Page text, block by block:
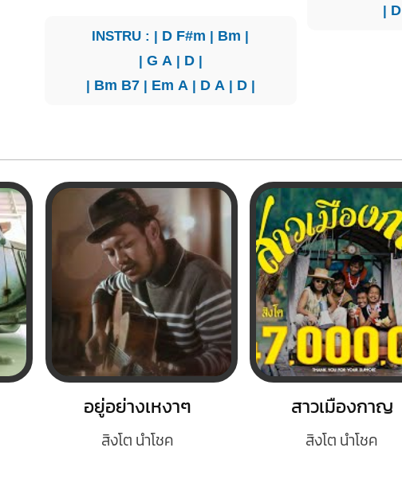
INSTRU : | D F#m | Bm |
| G A | D|
| Bm B7| Em A | D A | D|
| D
อยู่อย่างเหงาๆ
สิงโต นำโชค
สาวเมืองกาญ
สิงโต นำโชค